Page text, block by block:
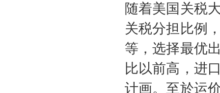
随着美国关税
关税分担比例
等，选择最优
比以前高，进
计画。至於运